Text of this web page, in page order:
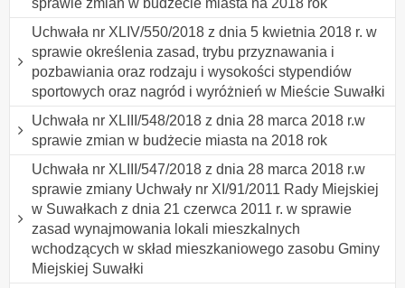
Uchwała nr XLIV/550/2018 z dnia 5 kwietnia 2018 r. w
sprawie określenia zasad, trybu przyznawania i
pozbawiania oraz rodzaju i wysokości stypendiów
sportowych oraz nagród i wyróżnień w Mieście Suwałki
Uchwała nr XLIII/548/2018 z dnia 28 marca 2018 r.w
sprawie zmian w budżecie miasta na 2018 rok
Uchwała nr XLIII/547/2018 z dnia 28 marca 2018 r.w
sprawie zmiany Uchwały nr XI/91/2011 Rady Miejskiej
w Suwałkach z dnia 21 czerwca 2011 r. w sprawie
zasad wynajmowania lokali mieszkalnych
wchodzących w skład mieszkaniowego zasobu Gminy
Miejskiej Suwałki